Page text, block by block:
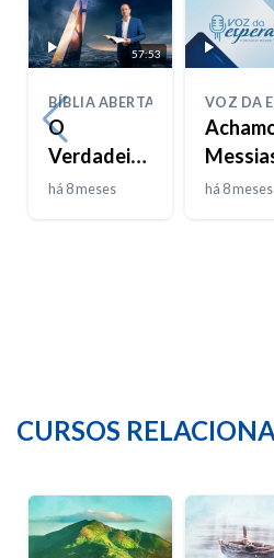
57:53
BÍBLIA ABERTA
O
Verdadeiro
Josué
há 8 meses
VOZ DA
T02E31
há 8 meses
CURSOS